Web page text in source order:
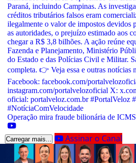
Operação mira fraude bilionária de ICMS
Carregar mais... Assinar o Canal